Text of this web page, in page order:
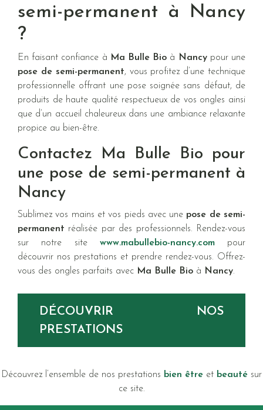
semi-permanent à Nancy
?
En faisant confiance à Ma Bulle Bio à Nancypour une
pose de semi-permanent, vous profitez d’une technique
professionnelle offrant une pose soignée sans défaut, de
produits de haute qualité respectueux de vos ongles ainsi
que d’un accueil chaleureux dans une ambiance relaxante
propice au bien-être.
Contactez Ma Bulle Bio pour
une pose de semi-permanent à
Nancy
Sublimez vos mains et vos pieds avec une pose de semi-
permanent réalisée par des professionnels. Rendez-vous
sur notre site www.mabullebio-nancy.compour
découvrir nos prestations et prendre rendez-vous. Offrez-
vous des ongles parfaits avec Ma Bulle Bio à Nancy.
DÉCOUVRIR NOS
PRESTATIONS
Découvrez l’ensemble de nos prestations bien être et beauté sur
ce site.